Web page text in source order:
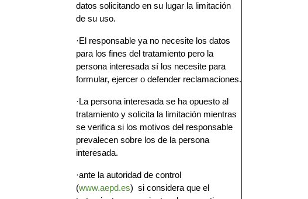
datos solicitando en su lugar la limitación
de su uso.
·El responsable ya no necesite los datos
para los fines del tratamiento pero la
persona interesada sí los necesite para
formular, ejercer o defender reclamaciones.
·La persona interesada se ha opuesto al
tratamiento y solicita la limitación mientras
se verifica si los motivos del responsable
prevalecen sobre los de la persona
interesada.
·ante la autoridad de control
(www.aepd.es) si considera que el